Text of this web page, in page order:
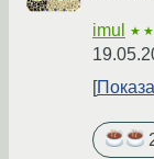
imul